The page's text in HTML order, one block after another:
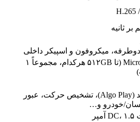
H.265
میکروفون و اسپیکر داخلی
دو MicroSD (تا ۵۱۲GB هرکدام، مجموعاً ۱
هوشمند (Algo Play)، تشخیص حرکت، عبور
خودرو و…